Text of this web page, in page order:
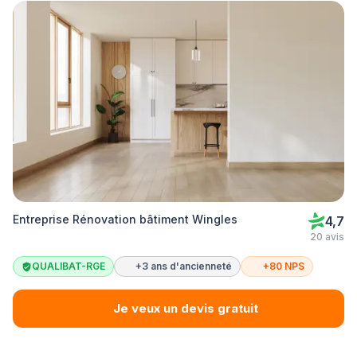
Entreprise Rénovation bâtiment Wingles 4,7
20 avis
QUALIBAT-RGE +3 ans d'ancienneté +80 NPS
Je veux un devis gratuit